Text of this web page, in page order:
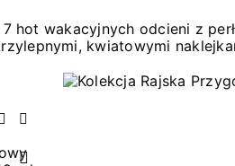
hot wakacyjnych odcieni z
kwiatowymi
Poprzedni
Następny